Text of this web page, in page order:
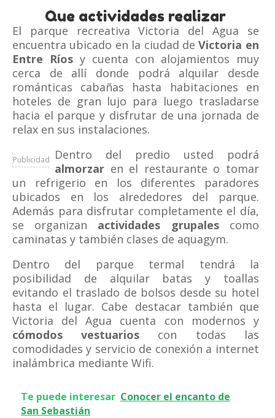
Que actividades realizar
El parque recreativa Victoria del Agua se
encuentra ubicado en la ciudad deVictoria en
Entre Ríosy cuenta con alojamientos muy
cerca de allí donde podrá alquilar desde
románticas cabañas hasta habitaciones en
hoteles de gran lujo para luego trasladarse
hacia el parque y disfrutar de una jornada de
relax en sus instalaciones.
Publicidad
Dentro del predio usted podrá
almorzar en el restaurante o tomar
un refrigerio en los diferentes paradores
ubicados en los alrededores del parque.
Además para disfrutar completamente el día,
se organizan actividades grupalescomo
caminatas y también clases de aquagym.
Dentro del parque termal tendrá la
posibilidad de alquilar batas y toallas
evitando el traslado de bolsos desde su hotel
hasta el lugar. Cabe destacar también que
Victoria del Agua cuenta con modernos y
cómodos vestuarios con todas las
comodidades y servicio de conexión a internet
inalámbrica mediante Wifi.
Te puede interesar Conocer el encanto de
San Sebastián